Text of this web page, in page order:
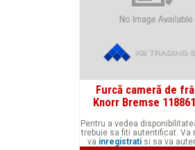
Furcă cameră de
Knorr Bremse
Pentru a vedea
trebuie sa fiti autentificat. Va
va inregistrati si sa va